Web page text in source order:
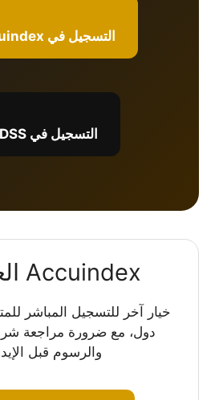
التسجيل في Accuindex
التسجيل في ADSS
Accuindex العالمية
خيار آخر للتسجيل المباشر
دول، مع ضرورة مراجعة
والرسوم قبل